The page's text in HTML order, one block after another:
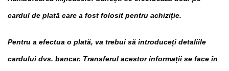
cardul de plată care a fost folosit pentru achiziție.
Pentru a efectua o plată, va trebui să introduceți detaliile
cardului dvs. bancar. Transferul acestor informații se face în